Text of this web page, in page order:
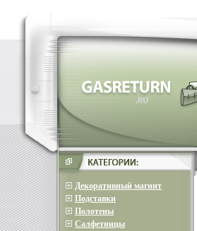
Декоративный магнит
Подставки
Полотены
Салфетницы